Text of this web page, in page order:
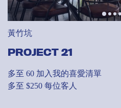
黃竹坑
PROJECT 21
多至 60 加入我的喜愛清單
多至 $250 每位客人